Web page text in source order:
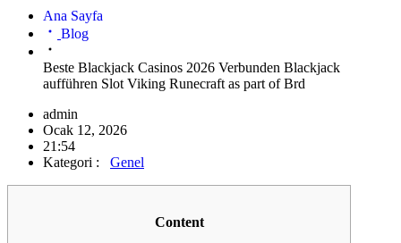
Ana Sayfa
Blog
Beste Blackjack Casinos 2026 Verbunden Blackjack
aufführen Slot Viking Runecraft as part of Brd
admin
Ocak 12, 2026
21:54
Kategori :
Genel
Content